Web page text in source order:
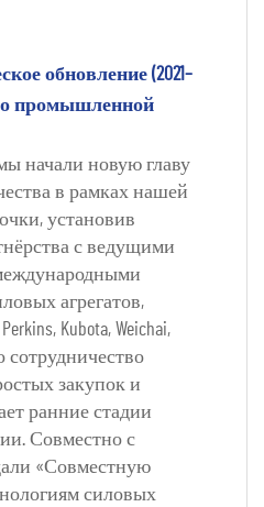
обновление (2021–
промышленной
начали новую главу
в рамках нашей
установив
с ведущими
агрегатов,
Kubota, Weichai,
сотрудничество
закупок и
ранние стадии
Совместно с
«Совместную
силовых